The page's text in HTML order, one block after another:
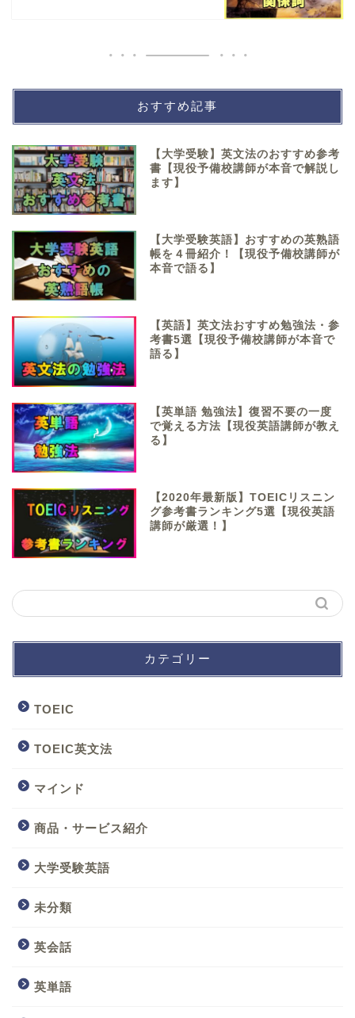
おすすめ記事
【大学受験】英文法のおすすめ参考
書【現役予備校講師が本音で解説し
ます】
【大学受験英語】おすすめの英熟語
帳を４冊紹介！【現役予備校講師が
本音で語る】
【英語】英文法おすすめ勉強法・参
考書5選【現役予備校講師が本音で
語る】
【英単語 勉強法】復習不要の一度
で覚える方法【現役英語講師が教え
る】
【2020年最新版】TOEICリスニン
グ参考書ランキング5選【現役英語
講師が厳選！】
カテゴリー
TOEIC
TOEIC英文法
マインド
商品・サービス紹介
大学受験英語
未分類
英会話
英単語